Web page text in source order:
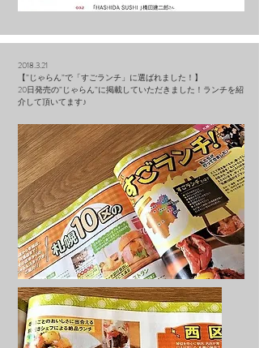
2018.3.21
【”じゃらん”で「すごランチ」に選ばれました！】
20日発売の”じゃらん”に掲載していただきました！ランチを紹
介して頂いてます♪